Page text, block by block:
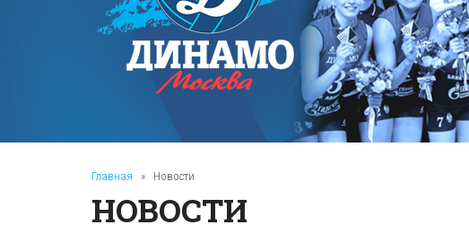
Главная » Новости
НОВОСТИ